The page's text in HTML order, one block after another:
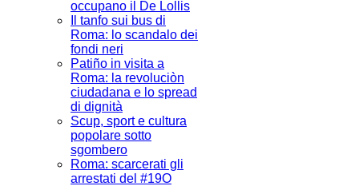
occupano il De Lollis
Il tanfo sui bus di
Roma: lo scandalo dei
fondi neri
Patiño in visita a
Roma: la revoluciòn
ciudadana e lo spread
di dignità
Scup, sport e cultura
popolare sotto
sgombero
Roma: scarcerati gli
arrestati del #19O